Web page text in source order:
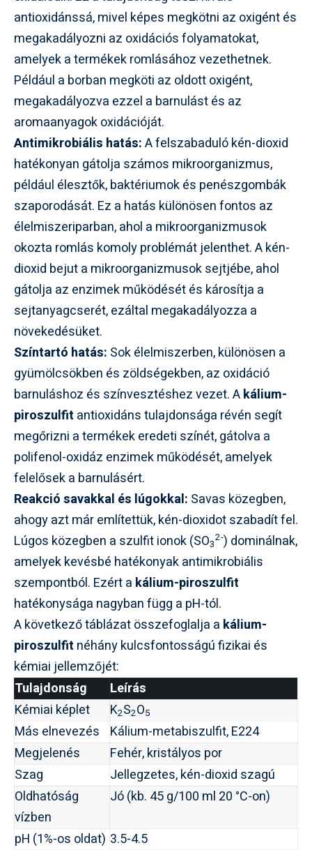
antioxidánssá, mivel képes megkötni az oxigént és
megakadályozni az oxidációs folyamatokat,
amelyek a termékek romlásához vezethetnek.
Például a borban megköti az oldott oxigént,
megakadályozva ezzel a barnulást és az
aromaanyagok oxidációját.
Antimikrobiális hatás:A felszabaduló kén-dioxid
hatékonyan gátolja számos mikroorganizmus,
például élesztők, baktériumok és penészgombák
szaporodását. Ez a hatás különösen fontos az
élelmiszeriparban, ahol a mikroorganizmusok
okozta romlás komoly problémát jelenthet. A kén-
dioxid bejut a mikroorganizmusok sejtjébe, ahol
gátolja az enzimek működését és károsítja a
sejtanyagcserét, ezáltal megakadályozza a
növekedésüket.
Színtartó hatás: Sok élelmiszerben, különösen a
gyümölcsökben és zöldségekben, az oxidáció
barnuláshoz és színvesztéshez vezet. Akálium-
piroszulfit antioxidáns tulajdonsága révén segít
megőrizni a termékek eredeti színét, gátolva a
polifenol-oxidáz enzimek működését, amelyek
felelősek a barnulásért.
Reakció savakkal és lúgokkal: Savas közegben,
ahogy azt már említettük, kén-dioxidot szabadít fel.
Lúgos közegben a szulfit ionok (SO3
2-) dominálnak,
amelyek kevésbé hatékonyak antimikrobiális
szempontból. Ezért a kálium-piroszulfit
hatékonysága nagyban függ a pH-tól.
A következő táblázat összefoglalja a kálium-
piroszulfit néhány kulcsfontosságú fizikai és
kémiai jellemzőjét:
Tulajdonság
Leírás
Kémiai képlet
K2S2O5
Más elnevezés
Kálium-metabiszulfit, E224
Megjelenés
Fehér, kristályos por
Szag
Jellegzetes, kén-dioxid szagú
Oldhatóság
vízben
Jó (kb. 45 g/100 ml 20 °C-on)
pH (1%-os oldat) 3.5-4.5